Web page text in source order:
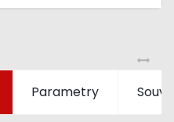
Parametry